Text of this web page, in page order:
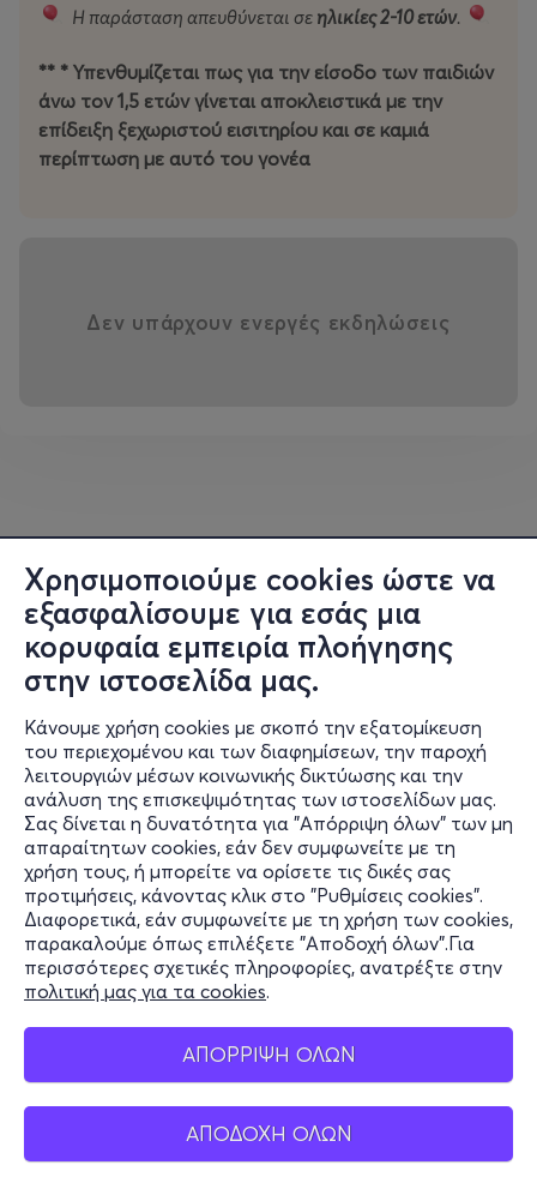
Χρησιμοποιούμε cookies ώστε να
εξασφαλίσουμε για εσάς μια
κορυφαία εμπειρία πλοήγησης
στην ιστοσελίδα μας.
Κάνουμε χρήση cookies με σκοπό την εξατομίκευση
του περιεχομένου και των διαφημίσεων, την παροχή
λειτουργιών μέσων κοινωνικής δικτύωσης και την
ανάλυση της επισκεψιμότητας των ιστοσελίδων μας.
Σας δίνεται η δυνατότητα για "Απόρριψη όλων" των μη
απαραίτητων cookies, εάν δεν συμφωνείτε με τη
χρήση τους, ή μπορείτε να ορίσετε τις δικές σας
προτιμήσεις, κάνοντας κλικ στο "Ρυθμίσεις cookies".
Διαφορετικά, εάν συμφωνείτε με τη χρήση των cookies,
παρακαλούμε όπως επιλέξετε "Αποδοχή όλων".Για
περισσότερες σχετικές πληροφορίες, ανατρέξτε στην
πολιτική μας για τα cookies.
ΑΠΟΡΡΙΨΗ ΟΛΩΝ
ΑΠΟΔΟΧΗ ΟΛΩΝ
Η παράσταση απευθύνεται σε ηλικίες 2-10 ετών.
** * Υπενθυμίζεται πως για την είσοδο των παιδιών
άνω τον 1,5 ετών γίνεται αποκλειστικά με την
επίδειξη ξεχωριστού εισιτηρίου και σε καμιά
περίπτωση με αυτό του γονέα
Δεν υπάρχουν ενεργές εκδηλώσεις
Πληροφορίες
Υποστήριξη
Stay Connected
Mobile app